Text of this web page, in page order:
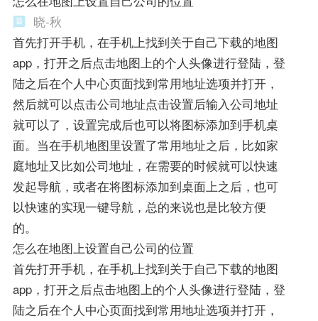
晓-秋
首先打开手机，在手机上找到关于自己下载的地图
app，打开之后点击地图上的个人头像进行登陆，登
陆之后在个人中心页面找到常用地址选项并打开，
然后就可以点击公司地址点击设置后输入公司地址
就可以了，设置完成后也可以将图标添加到手机桌
面。当在手机地图里设置了常用地址之后，比如家
庭地址又比如公司地址，在需要的时候就可以快速
发起导航，或者在将图标添加到桌面上之后，也可
以快速的实现一键导航，总的来说也是比较方便
的。
怎么在地图上设置自己公司的位置
首先打开手机，在手机上找到关于自己下载的地图
app，打开之后点击地图上的个人头像进行登陆，登
陆之后在个人中心页面找到常用地址选项并打开，